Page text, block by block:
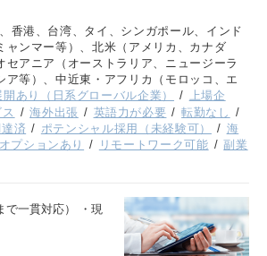
香港、台湾、タイ、シンガポール、インド
ンマー等）、北米（アメリカ、カナダ
アニア（オーストラリア、ニュージーラ
等）、中近東・アフリカ（モロッコ、エ
あり（日系グローバル企業）
上場企
海外出張 英語力が必要
転勤なし
済 ポテンシャル採用（未経験可）
海
プションあり リモートワーク可能
副業
で一貫対応） ・現